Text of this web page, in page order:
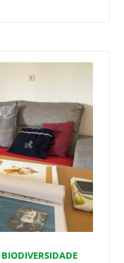
BIODIVERSIDADE